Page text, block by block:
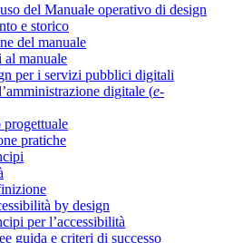
del Manuale operativo di design
e storico
del manuale
al manuale
per i servizi pubblici digitali
digitale (e-
progettuale
pratiche
by design
per l’accessibilità
guida e criteri di successo